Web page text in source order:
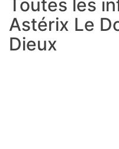
Toutes les
Astérix Le
Dieux